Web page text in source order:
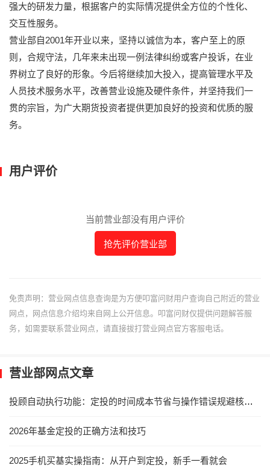
强大的研发力量，根据客户的实际情况提供全方位的个性化、
交互性服务。
营业部自2001年开业以来，坚持以诚信为本，客户至上的原
则，合规守法，几年来未出现一例法律纠纷或客户投诉，在业
界树立了良好的形象。今后将继续加大投入，提高管理水平及
人员技术服务水平，改善营业设施及硬件条件，并坚持我们一
贯的宗旨，为广大期货投资者提供更加良好的投资和优质的服
务。
用户评价
当前营业部没有用户评价
抢先评价营业部
免责声明：营业网点信息查询是为方便叩富问财用户查询自己附近的营业
网点，网点信息介绍均来自网上公开信息。叩富问财仅提供问题解答服
务，如需要联系营业网点，请直接拔打营业网点官方客服电话。
营业部网点文章
投顾自动执行功能：定投的时间成本节省与操作错误规避核心解析
2026年基金定投的正确方法和技巧
2025手机买基实操指南：从开户到定投，新手一看就会